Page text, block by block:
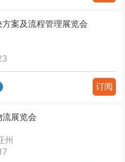
案及流程管理展览会
订阅
展览会
州